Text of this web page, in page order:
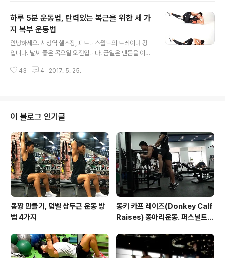
약한 분들은 쉽지 않은 동작인데요, 동작이 힘든 분들은 플
랭크, 사이드 플랭크, 힙 브릿지와 같은 기본 코어 운동으로
조금 더 코어 근육을 단련한 후 실시해 보세요. 각 동작은
기본 10회씩 3세트 정도 실시하고 개인의 체력에 따라 속
팅 입니다!코어운동, 강한 몸통을 위한 코어 운동 3가지 하
하루 5분 운동법, 탄력있는 복근을 위한 세 가
지 복부 운동법
안녕하세요. 시청역 헬스장, 피트니스월드의 트레이너 강
입니다. 날씨 좋은 목요일 오전입니다. 금일은 맨몸을 이용
서 운동과 다이어트에 관심이 많으신 것 같습니다. 소개하
해 보세요^^그럼 오늘도 즐거운 하루 시작하세요^^하루 5
분 운동법, 탄력있는 복근을 위한 세 가지 운동바이시클 크
런치 동작 설명: 1. 바닥에 등을 대고 누워 손을 가볍게 머리
뒤에 두고 양다리를 45도 정면으로 쭉 편다. 2. 그다른 몸
을 오른쪽으로 비틀면서 왼쪽 어깨를 들고 동시에 오른쪽
무릎을 몸쪽으로 당긴..
43 4 2017. 5. 25.
이 블로그 인기글
몸짱 만들기, 덤벨 삼두근 운동 방
법 4가지
동키 카프 레이즈(Donkey Calf
Raises) 종아리운동. 퍼스널트레